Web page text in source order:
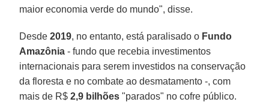
maior economia verde do mundo", disse.
Desde2019, no entanto, está paralisado o Fundo
Amazônia - fundo que recebia investimentos
internacionais para serem investidos na conservação
da floresta e no combate ao desmatamento -, com
mais de R$2,9 bilhões "parados" no cofre público.